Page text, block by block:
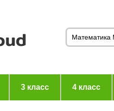
3 класс 4 класс